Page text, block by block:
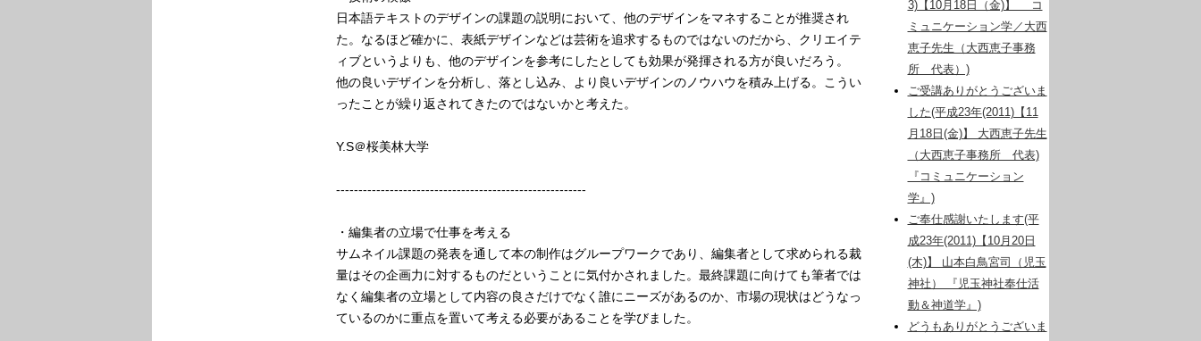
日本語テキストのデザインの課題の説明において、他のデザインをマネすることが推奨され
た。なるほど確かに、表紙デザインなどは芸術を追求するものではないのだから、クリエイテ
ィブというよりも、他のデザインを参考にしたとしても効果が発揮される方が良いだろう。
他の良いデザインを分析し、落とし込み、より良いデザインのノウハウを積み上げる。こうい
ったことが繰り返されてきたのではないかと考えた。
Y.S＠桜美林大学
--------------------------------------------------------
・編集者の立場で仕事を考える
サムネイル課題の発表を通して本の制作はグループワークであり、編集者として求められる裁
量はその企画力に対するものだということに気付かされました。最終課題に向けても筆者では
なく編集者の立場として内容の良さだけでなく誰にニーズがあるのか、市場の現状はどうなっ
ているのかに重点を置いて考える必要があることを学びました。
3)【10月18日（金)】 コ
ミュニケーション学／大西
恵子先生（大西恵子事務
所 代表）)
ご受講ありがとうございま
した(平成23年(2011)【11
月18日(金)】 大西恵子先生
（大西恵子事務所 代表)
『コミュニケーション
学』)
ご奉仕感謝いたします(平
成23年(2011)【10月20日
(木)】 山本白鳥宮司（児玉
神社） 『児玉神社奉仕活
動＆神道学』)
どうもありがとうございま